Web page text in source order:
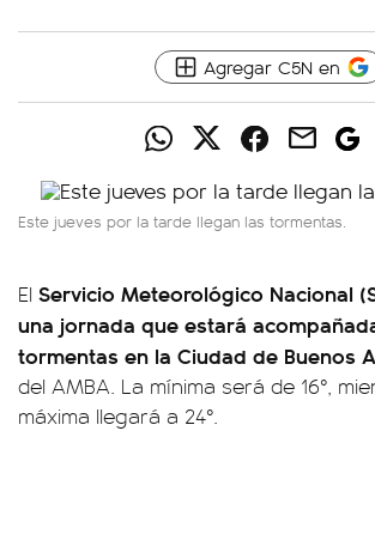
Agregar C5N en
Este jueves por la tarde llegan las tormentas.
El Servicio Meteorológico Nacional
una jornada que estará
tormentas en la Ciudad de Buenos
del AMBA. La mínima será de 16°,
máxima llegará a 24°.